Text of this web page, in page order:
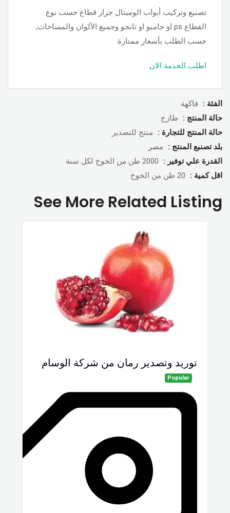
تصنيع وتركيب أبواب الوميتال جرار قطاع حسب نوع
القطاع ps او جامبو او تانجو وجميع الألوان والمساحات,
حسب الطلب بأسعار ممتازة.
اطلب الخدمة الان
الفئة :
فاكهة
حالة المنتج :
طازج
حالة المنتج للتجارة :
منتج للتصدير
بلد تصنبع المنتج :
مصر
القدرة علي توفير :
2000 طن من الخوخ لكل سنة
اقل كمية :
20 طن من الخوخ
See More Related Listing
توريد وتصدير رمان من شركة الوسام
Popular